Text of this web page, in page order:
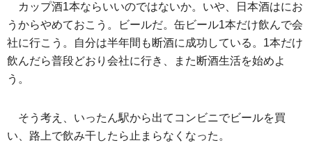
カップ酒1本ならいいのではないか。いや、日本酒はにお
うからやめておこう。ビールだ。缶ビール1本だけ飲んで会
社に行こう。自分は半年間も断酒に成功している。1本だけ
飲んだら普段どおり会社に行き、また断酒生活を始めよ
う。
そう考え、いったん駅から出てコンビニでビールを買
い、路上で飲み干したら止まらなくなった。